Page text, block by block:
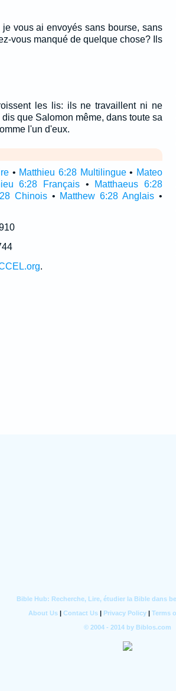
je vous ai envoyés sans bourse, sans
vous manqué de quelque chose? Ils
les lis: ils ne travaillent ni ne
que Salomon même, dans toute sa
l'un d'eux.
• Matthieu 6:28 Multilingue• Mateo
6:28 Français•
Matthaeus 6:28
Chinois• Matthew 6:28 Anglais •
.